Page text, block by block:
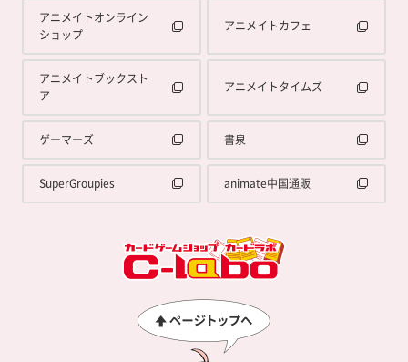
アニメイトオンライン
ショップ
アニメイトカフェ
アニメイトブックスト
ア
アニメイトタイムズ
ゲーマーズ 書泉
SuperGroupies animate中国通販